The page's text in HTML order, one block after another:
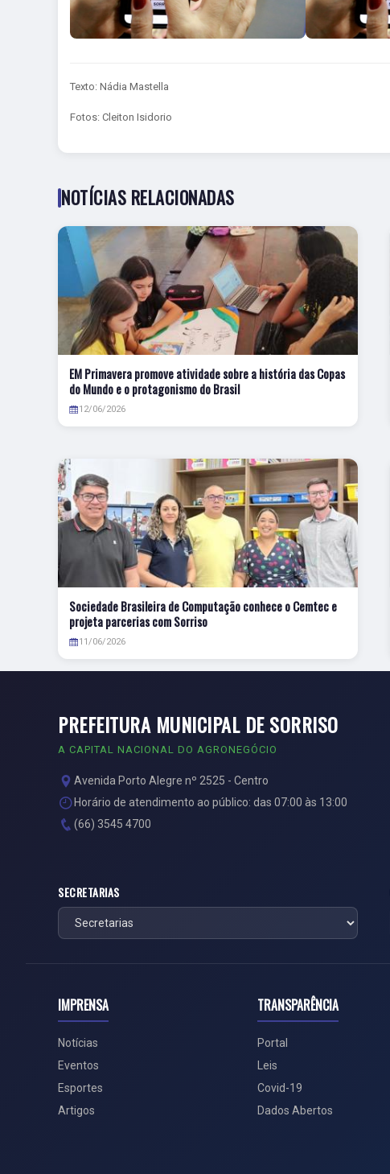
Texto: Nádia Mastella
Fotos: Cleiton Isidorio
NOTÍCIAS RELACIONADAS
EM Primavera promove atividade sobre a história das Copas
do Mundo e o protagonismo do Brasil
12/06/2026
Sociedade Brasileira de Computação conhece o Cemtec e
projeta parcerias com Sorriso
11/06/2026
PREFEITURA MUNICIPAL DE SORRISO
A CAPITAL NACIONAL DO AGRONEGÓCIO
Avenida Porto Alegre nº 2525 - Centro
Horário de atendimento ao público: das 07:00 às 13:00
(66) 3545 4700
SECRETARIAS
IMPRENSA
Notícias
Eventos
Esportes
Artigos
TRANSPARÊNCIA
Portal
Leis
Covid-19
Dados Abertos